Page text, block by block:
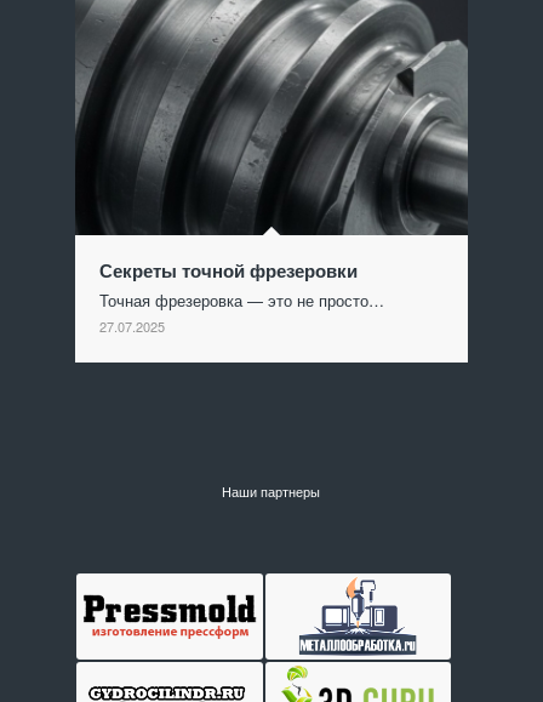
Секреты точной фрезеровки
Точная фрезеровка — это не просто…
27.07.2025
Наши партнеры